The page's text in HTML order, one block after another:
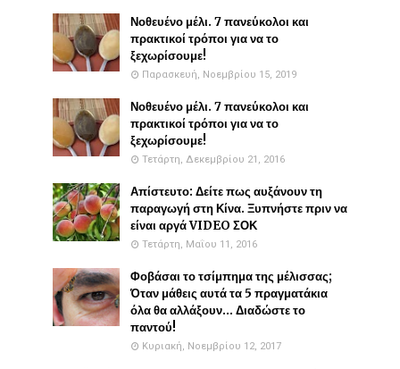
Νοθευένο μέλι. 7 πανεύκολοι και
πρακτικοί τρόποι για να το
ξεχωρίσουμε!
Παρασκευή, Νοεμβρίου 15, 2019
Νοθευένο μέλι. 7 πανεύκολοι και
πρακτικοί τρόποι για να το
ξεχωρίσουμε!
Τετάρτη, Δεκεμβρίου 21, 2016
Απίστευτο: Δείτε πως αυξάνουν τη
παραγωγή στη Κίνα. Ξυπνήστε πριν να
είναι αργά VIDEO ΣΟΚ
Τετάρτη, Μαΐου 11, 2016
Φοβάσαι το τσίμπημα της μέλισσας;
Όταν μάθεις αυτά τα 5 πραγματάκια
όλα θα αλλάξουν... Διαδώστε το
παντού!
Κυριακή, Νοεμβρίου 12, 2017